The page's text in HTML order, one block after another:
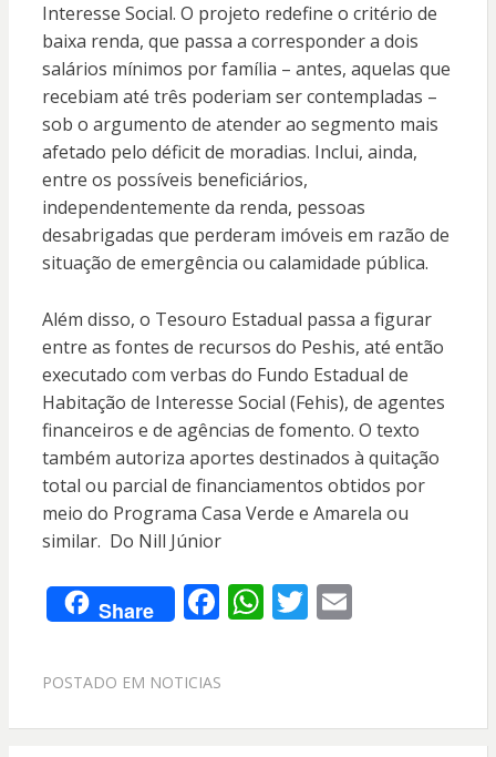
Interesse Social. O projeto redefine o critério de
baixa renda, que passa a corresponder a dois
salários mínimos por família – antes, aquelas que
recebiam até três poderiam ser contempladas –
sob o argumento de atender ao segmento mais
afetado pelo déficit de moradias. Inclui, ainda,
entre os possíveis beneficiários,
independentemente da renda, pessoas
desabrigadas que perderam imóveis em razão de
situação de emergência ou calamidade pública.
Além disso, o Tesouro Estadual passa a figurar
entre as fontes de recursos do Peshis, até então
executado com verbas do Fundo Estadual de
Habitação de Interesse Social (Fehis), de agentes
financeiros e de agências de fomento. O texto
também autoriza aportes destinados à quitação
total ou parcial de financiamentos obtidos por
meio do Programa Casa Verde e Amarela ou
similar. Do Nill Júnior
Share F
e
o
W
A
T E
POSTADO EM NOTICIAS